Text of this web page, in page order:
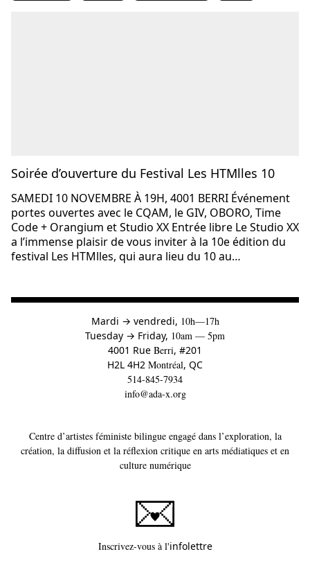
Soirée d’ouverture du Festival Les HTMlles 10
SAMEDI 10 NOVEMBRE À 19H, 4001 BERRI Événement
portes ouvertes avec le CQAM, le GIV, OBORO, Time
Code + Orangium et Studio XX Entrée libre Le Studio XX
a l’immense plaisir de vous inviter à la 10e édition du
festival Les HTMlles, qui aura lieu du 10 au…
Mardi →àvendredi, 10h—17h
Tuesday → to
Friday, 10am — 5pm
4001 Rue Berri, #201
H2L 4H2 Montréal, QC
514-845-7934
info@ada-x.org
Centre d’artistes féministe bilingue engagé dans l’exploration, la
création, la diffusion et la réflexion critique en arts médiatiques et en
culture numérique
Inscrivez-vous à l'infolettreCe lien s'ouvrira dans